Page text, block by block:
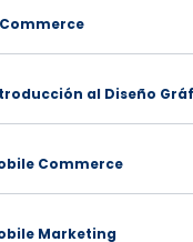
al Diseño
Commerce
Marketing